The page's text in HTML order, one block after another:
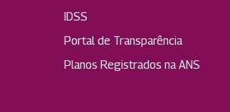
IDSS
Portal de Transparência
Planos Registrados na ANS